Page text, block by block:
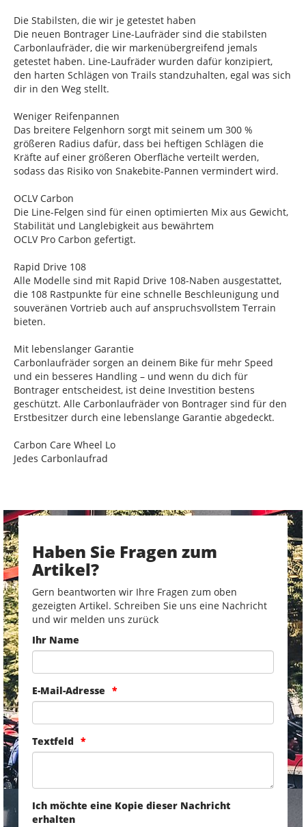
Die Stabilsten, die wir je getestet haben
Die neuen Bontrager Line-Laufräder sind die stabilsten
Carbonlaufräder, die wir markenübergreifend jemals
getestet haben. Line-Laufräder wurden dafür konzipiert,
den harten Schlägen von Trails standzuhalten, egal was sich
dir in den Weg stellt.
Weniger Reifenpannen
Das breitere Felgenhorn sorgt mit seinem um 300 %
größeren Radius dafür, dass bei heftigen Schlägen die
Kräfte auf einer größeren Oberfläche verteilt werden,
sodass das Risiko von Snakebite-Pannen vermindert wird.
OCLV Carbon
Die Line-Felgen sind für einen optimierten Mix aus Gewicht,
Stabilität und Langlebigkeit aus bewährtem
OCLV Pro Carbon gefertigt.
Rapid Drive 108
Alle Modelle sind mit Rapid Drive 108-Naben ausgestattet,
die 108 Rastpunkte für eine schnelle Beschleunigung und
souveränen Vortrieb auch auf anspruchsvollstem Terrain
bieten.
Mit lebenslanger Garantie
Carbonlaufräder sorgen an deinem Bike für mehr Speed
und ein besseres Handling – und wenn du dich für
Bontrager entscheidest, ist deine Investition bestens
geschützt. Alle Carbonlaufräder von Bontrager sind für den
Erstbesitzer durch eine lebenslange Garantie abgedeckt.
Carbon Care Wheel Lo
Jedes Carbonlaufrad
Haben Sie Fragen zum
Artikel?
Gern beantworten wir Ihre Fragen zum oben
gezeigten Artikel. Schreiben Sie uns eine Nachricht
und wir melden uns zurück
Ihr Name
E-Mail-Adresse
Textfeld
Ich möchte eine Kopie dieser Nachricht
erhalten